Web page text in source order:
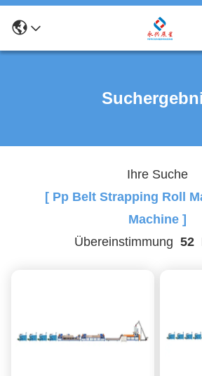
Ihre Suche
[ Pp Belt Strapping Roll
Machine ]
Übereinstimmung 52